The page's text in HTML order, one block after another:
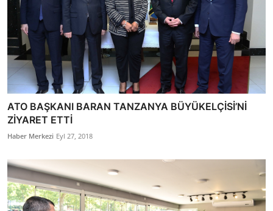
ATO BAŞKANI BARAN TANZANYA BÜYÜKELÇİSİ’Nİ
ZİYARET ETTİ
Haber Merkezi Eyl 27, 2018